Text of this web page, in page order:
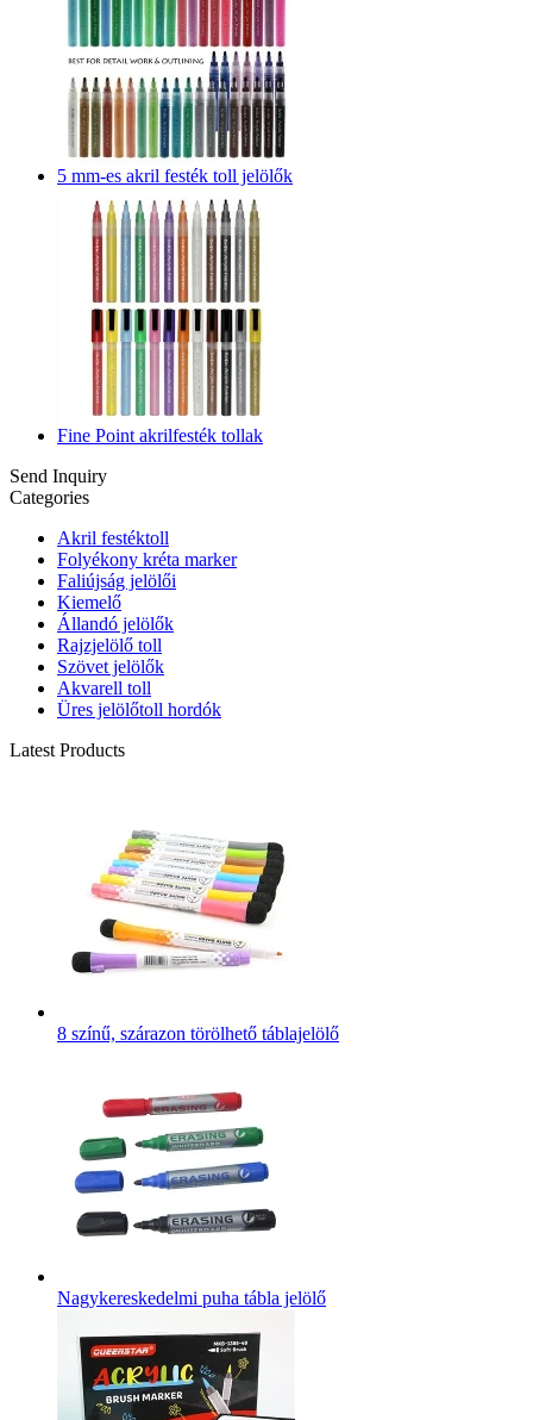
5 mm-es akril festék toll jelölők
Fine Point akrilfesték tollak
Send Inquiry
Categories
Akril festéktoll
Folyékony kréta marker
Faliújság jelölői
Kiemelő
Állandó jelölők
Rajzjelölő toll
Szövet jelölők
Akvarell toll
Üres jelölőtoll hordók
Latest Products
8 színű, szárazon törölhető táblajelölő
Nagykereskedelmi puha tábla jelölő